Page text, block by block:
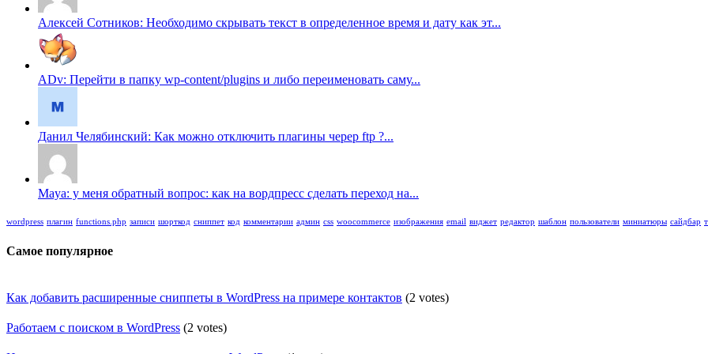
Алексей Сотников: Необходимо скрывать текст в определенное время и дату как эт...
ADv: Перейти в папку wp-content/plugins и либо переименовать саму...
Данил Челябинский: Как можно отключить плагины череp ftp ?...
Maya: у меня обратный вопрос: как на вордпресс сделать переход на...
wordpress плагин functions.php записи шорткод сниппет код комментарии админ css woocommerce изображения email виджет редактор шаблон пользователи миниатюры сайдбар
Самое популярное
Как добавить расширенные сниппеты в WordPress на примере контактов (2 votes)
Работаем с поиском в WordPress (2 votes)